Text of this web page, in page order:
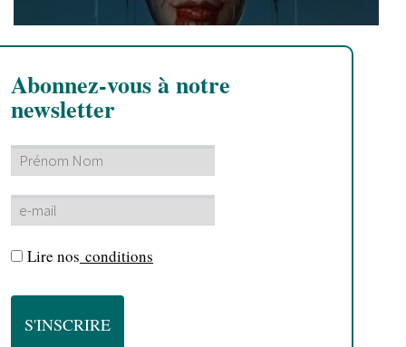
Abonnez-vous à notre
newsletter
Lire nos conditions